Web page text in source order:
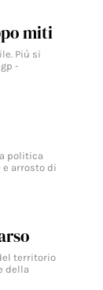
miti
Più si
-
politica
e arrosto di
territorio
della